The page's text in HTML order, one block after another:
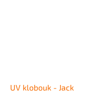
UV klobouk - Jack